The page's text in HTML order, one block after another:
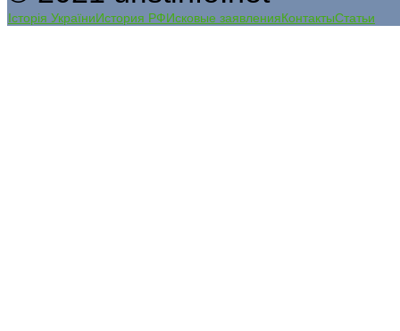
Історія УкраїниИстория РФИсковые заявленияКонтактыСтатьи